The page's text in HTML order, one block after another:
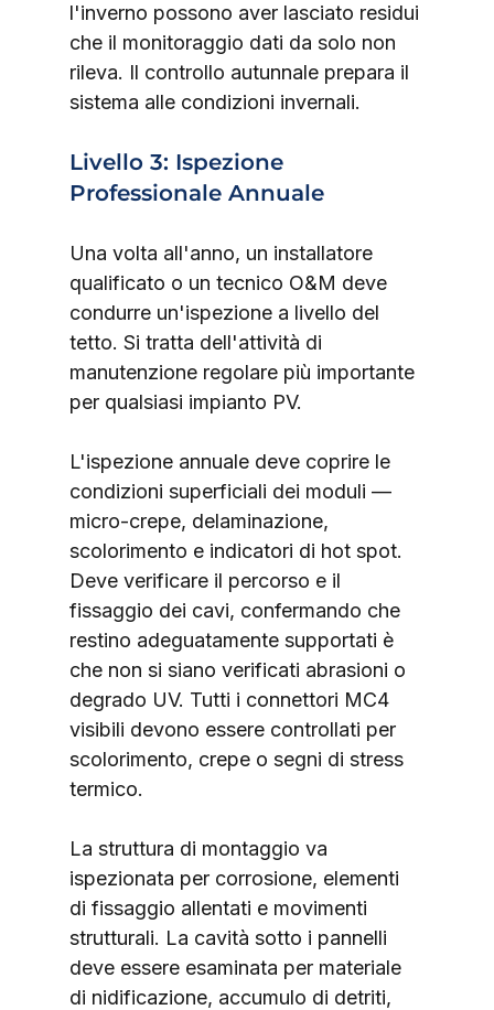
l'inverno possono aver lasciato residui
che il monitoraggio dati da solo non
rileva. Il controllo autunnale prepara il
sistema alle condizioni invernali.
Livello 3: Ispezione
Professionale Annuale
Una volta all'anno, un installatore
qualificato o un tecnico O&M deve
condurre un'ispezione a livello del
tetto. Si tratta dell'attività di
manutenzione regolare più importante
per qualsiasi impianto PV.
L'ispezione annuale deve coprire le
condizioni superficiali dei moduli —
micro-crepe, delaminazione,
scolorimento e indicatori di hot spot.
Deve verificare il percorso e il
fissaggio dei cavi, confermando che
restino adeguatamente supportati è
che non si siano verificati abrasioni o
degrado UV. Tutti i connettori MC4
visibili devono essere controllati per
scolorimento, crepe o segni di stress
termico.
La struttura di montaggio va
ispezionata per corrosione, elementi
di fissaggio allentati e movimenti
strutturali. La cavità sotto i pannelli
deve essere esaminata per materiale
di nidificazione, accumulo di detriti,